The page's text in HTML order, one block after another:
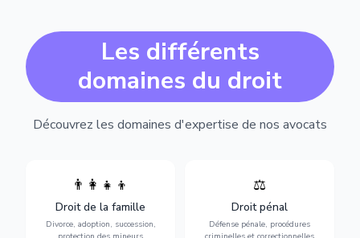
Les différents
domaines du droit
Découvrez les domaines d'expertise de nos avocats
👨‍👩‍👧‍👦
Droit de la famille
Divorce, adoption, succession,
Divorce, garde d'enfants,
adoption, succession et
protection des personnes
vulnérables.
⚖️
Droit pénal
Défense pénale, procédures
Expertise en matière pénale,
vue jusqu'au procès, pour
toute affaire correctionnelle
ou criminelle.